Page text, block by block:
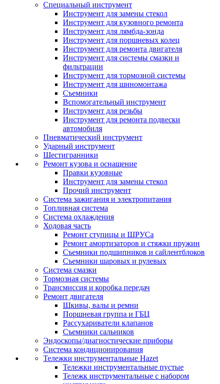
Специальный инструмент
Инструмент для замены стекол
Инструмент для кузовного ремонта
Инструмент для лямбда-зонда
Инструмент для поршневых колец
Инструмент для ремонта двигателя
Инструмент для системы смазки и
фильтрации
Инструмент для тормозной системы
Инструмент для шиномонтажа
Съемники
Вспомогательный инструмент
Инструмент для резьбы
Инструмент для ремонта подвески
автомобиля
Пневматический инструмент
Ударный инструмент
Шестигранники
Ремонт кузова и оснащение
Правки кузовные
Инструмент для замены стекол
Прочий инструмент
Система зажигания и электропитания
Топливная система
Система охлаждения
Ходовая часть
Ремонт ступицы и ШРУСа
Ремонт амортизаторов и стяжки пружин
Съемники подшипников и сайлентблоков
Съемники шаровых и рулевых
Система смазки
Тормозная системы
Трансмиссия и коробка передач
Ремонт двигателя
Шкивы, валы и ремни
Поршневая группа и ГБЦ
Рассухариватели клапанов
Съемники сальников
Эндоскопы/диагностические приборы
Система кондиционирования
Тележки инструментальные Hazet
Тележки инструментальные пустые
Тележк инструментальные с набором